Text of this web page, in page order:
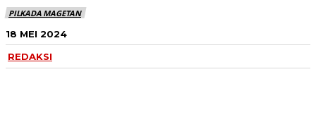
PILKADA MAGETAN
18 MEI 2024
REDAKSI